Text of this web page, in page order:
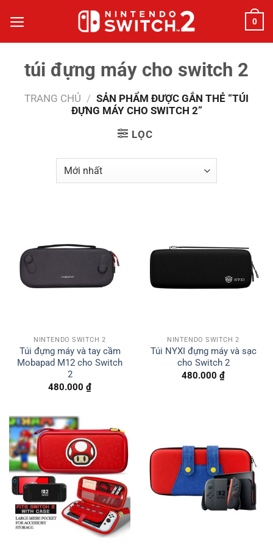
qua
nội
0
túi đựng máy cho switch 2
TRANG CHỦ / SẢN PHẨM ĐƯỢC GẮN THẺ “TÚI
ĐỰNG MÁY CHO SWITCH 2”
LỌC
NINTENDO SWITCH 2
Túi đựng máy và tay cầm
Mobapad M12 cho Switch
2
480.000 ₫
NINTENDO SWITCH 2
Túi NYXI đựng máy và sạc
cho Switch 2
480.000 ₫